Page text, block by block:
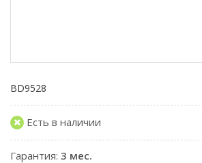
BD9528
Есть в наличии
Гарантия: 3 мес.